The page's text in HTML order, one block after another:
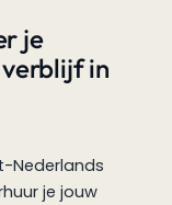
je
in
Nederlands
je jouw